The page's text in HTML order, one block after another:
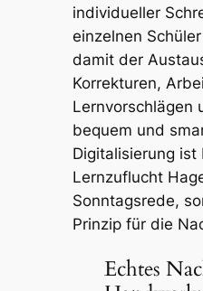
individueller
einzelnen
damit der
Korrekturen,
Lernvorschlägen
bequem und
Digitalisierung ist
Lernzuflucht
Sonntagsrede,
Prinzip für die
Echtes